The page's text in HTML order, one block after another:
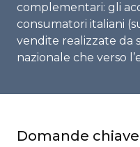
complementari: gli
consumatori italiani
vendite realizzate da
nazionale che verso
Domande chiave